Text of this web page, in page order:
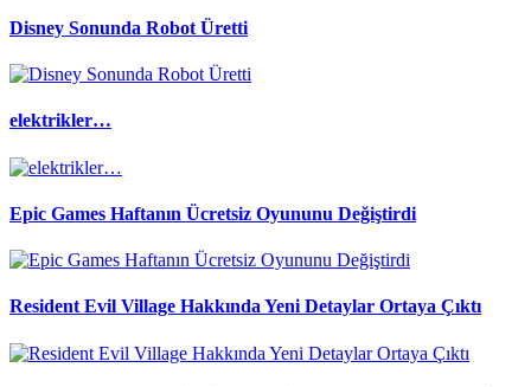
Disney Sonunda Robot Üretti
elektrikler…
Epic Games Haftanın Ücretsiz Oyununu Değiştirdi
Resident Evil Village Hakkında Yeni Detaylar Ortaya Çıktı